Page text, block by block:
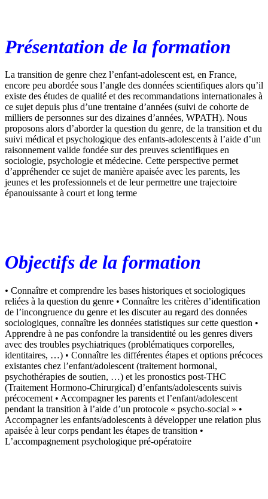
Présentation de la formation
La transition de genre chez l’enfant-adolescent est, en France,
encore peu abordée sous l’angle des données scientifiques alors qu’il
existe des études de qualité et des recommandations internationales à
ce sujet depuis plus d’une trentaine d’années (suivi de cohorte de
milliers de personnes sur des dizaines d’années, WPATH). Nous
proposons alors d’aborder la question du genre, de la transition et du
suivi médical et psychologique des enfants-adolescents à l’aide d’un
raisonnement valide fondée sur des preuves scientifiques en
sociologie, psychologie et médecine. Cette perspective permet
d’appréhender ce sujet de manière apaisée avec les parents, les
jeunes et les professionnels et de leur permettre une trajectoire
épanouissante à court et long terme
Objectifs de la formation
• Connaître et comprendre les bases historiques et sociologiques
reliées à la question du genre • Connaître les critères d’identification
de l’incongruence du genre et les discuter au regard des données
sociologiques, connaître les données statistiques sur cette question •
Apprendre à ne pas confondre la transidentité ou les genres divers
avec des troubles psychiatriques (problématiques corporelles,
identitaires, …) • Connaître les différentes étapes et options précoces
existantes chez l’enfant/adolescent (traitement hormonal,
psychothérapies de soutien, …) et les pronostics post-THC
(Traitement Hormono-Chirurgical) d’enfants/adolescents suivis
précocement • Accompagner les parents et l’enfant/adolescent
pendant la transition à l’aide d’un protocole « psycho-social » •
Accompagner les enfants/adolescents à développer une relation plus
apaisée à leur corps pendant les étapes de transition •
L’accompagnement psychologique pré-opératoire